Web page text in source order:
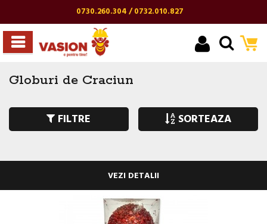
0730.260.304 / 0732.010.827
Globuri de Craciun
FILTRE SORTEAZA
VEZI DETALII